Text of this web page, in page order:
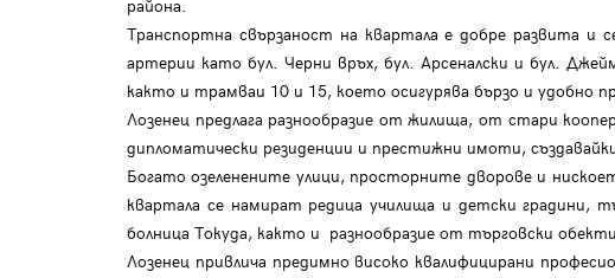
района.
Транспортна свързаност на квартала е добре развита
артерии като бул. Черни връх, бул. Арсеналски и бул.
както и трамваи 10 и 15, което осигурява бързо и удобно
Лозенец предлага разнообразие от жилища, от стари
дипломатически резиденции и престижни имоти,
Богато озеленените улици, просторните дворове и
квартала се намират редица училища и детски градини,
болница Токуда, както и разнообразие от търговски
Лозенец привлича предимно високо квалифицирани